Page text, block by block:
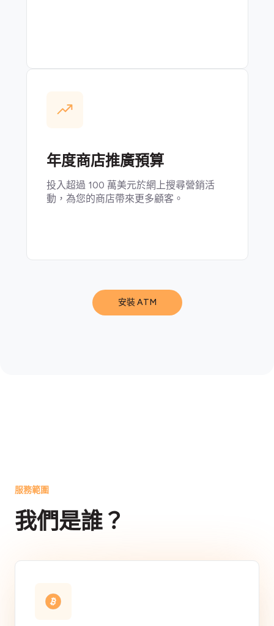
年度商店推廣預算
投入超過 100 萬美元於網上搜尋營銷活
動，為您的商店帶來更多顧客。
安裝 ATM
服務範圍
我們是誰？